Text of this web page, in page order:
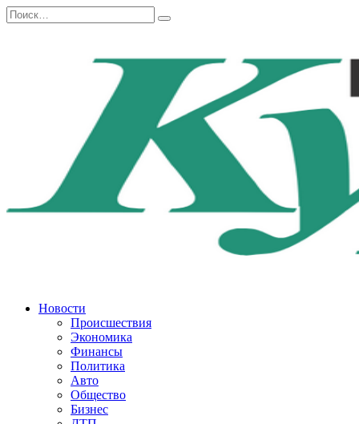
Перейти
к
Search
for:
Новости
Происшествия
Экономика
Финансы
Политика
Авто
Общество
Бизнес